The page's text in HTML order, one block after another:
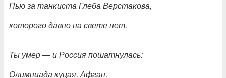
Пью за танкиста Глеба Верстакова,
которого давно на свете нет.
Ты умер — и Россия пошатнулась:
Олимпиада куцая, Афган,